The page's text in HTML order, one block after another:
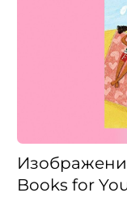
Books for